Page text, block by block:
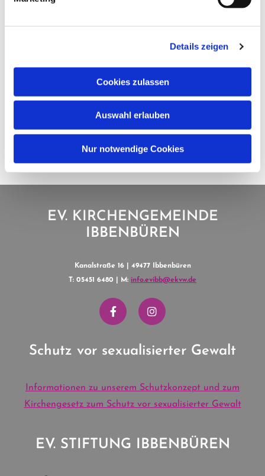
Details zeigen
Cookies zulassen
Auswahl erlauben
Nur notwendige Cookies
EV. KIRCHENGEMEINDE
IBBENBÜREN
Kanalstraße 16 | 49477 Ibbenbüren
T: 05451 6480 | M: info.evibb@ekvw.de
Schutz vor sexualisierter Gewalt
Informationen zu unserem Schutzkonzept und zum
Kirchengesetz zum Schutz vor sexualisierter Gewalt
EV. STIFTUNG IBBENBÜREN